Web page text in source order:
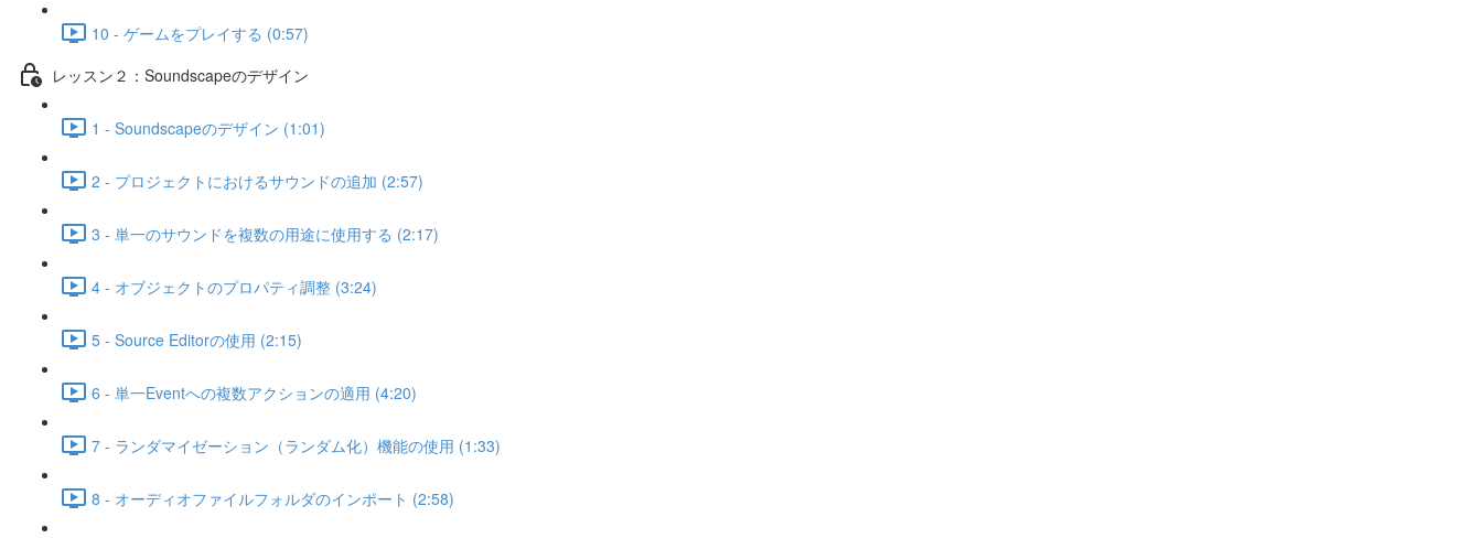
10 - ゲームをプレイする (0:57)
レッスン２：Soundscapeのデザイン
1 - Soundscapeのデザイン (1:01)
2 - プロジェクトにおけるサウンドの追加 (2:57)
3 - 単一のサウンドを複数の用途に使用する (2:17)
4 - オブジェクトのプロパティ調整 (3:24)
5 - Source Editorの使用 (2:15)
6 - 単一Eventへの複数アクションの適用 (4:20)
7 - ランダマイゼーション（ランダム化）機能の使用 (1:33)
8 - オーディオファイルフォルダのインポート (2:58)